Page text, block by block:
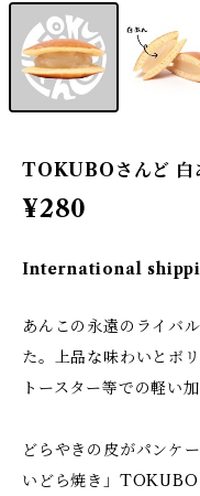
TOKUBOさんど 白
¥280
International
あんこの永遠のライバ
た。上品な味わいとボ
トースター等での軽い
どらやきの皮がパンケ
いどら焼き」TOKUBO